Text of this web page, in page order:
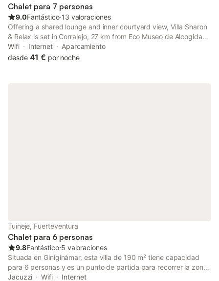
Chalet para 7 personas
9.0Fantástico⋅13 valoraciones
Offering a shared lounge and inner courtyard view, Villa Sharon
& Relax is set in Corralejo, 27 km from Eco Museo de Alcogida
and 27 km from Casa Museo Unamuno Fuerteventura. This
property offers access to a patio, free private parking and free
Wifi Internet
Aparcamiento
desde 41 € por noche
Tuineje, Fuerteventura
Chalet para 6 personas
9.8Fantástico⋅5 valoraciones
Situada en Giniginámar, esta villa de 190 m² tiene capacidad
para 6 personas y es un punto de partida para recorrer la zona
costera. La propiedad es independiente, se encuentra en la
Jacuzzi Wifi Internet